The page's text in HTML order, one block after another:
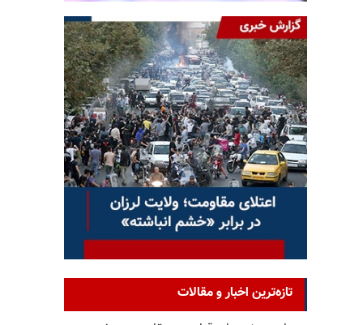
تازه‌ترین اخبار و مقالات